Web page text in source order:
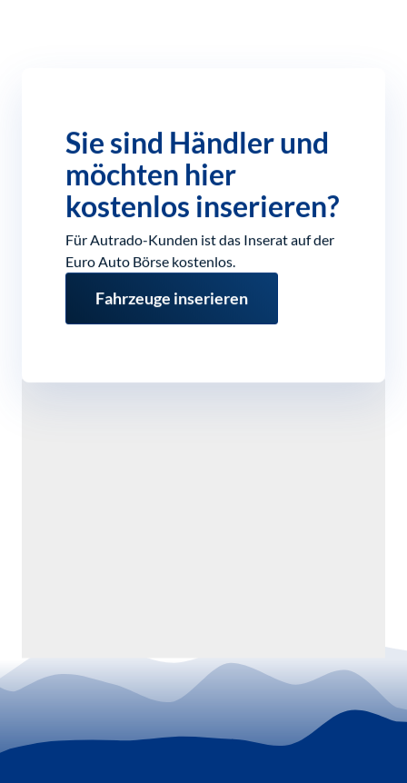
Sie sind Händler und
möchten hier
kostenlos inserieren?
Für Autrado-Kunden ist das Inserat auf der
Euro Auto Börse kostenlos.
Fahrzeuge inserieren